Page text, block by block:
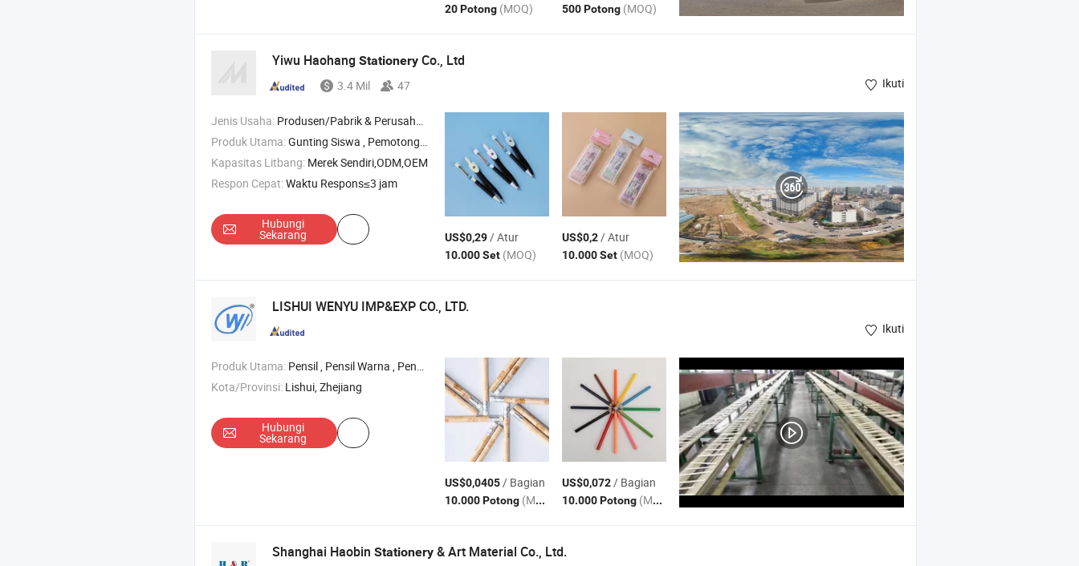
20 Potong (MOQ) 500 Potong (MOQ)
Yiwu Haohang Stationery Co., Ltd
3.4 Mil 47 Ikuti
Jenis Usaha: Produsen/Pabrik & Perusahaan Dagang
Produk Utama:Gunting Siswa , Pemotong Mini
Kapasitas Litbang: Merek Sendiri,ODM,OEM
Respon Cepat:Waktu Respons≤3 jam
Hubungi
Sekarang US$0,29/ Atur
10.000 Set (MOQ)
US$0,2/ Atur
10.000 Set (MOQ)
LISHUI WENYU IMP&EXP CO., LTD.
Ikuti
Produk Utama: Pensil , Pensil Warna , Pensil Garis Kayu Alam , Pensil Hb Kayu , Pensil Karet
Kota/Provinsi: Lishui, Zhejiang
Hubungi
Sekarang
US$0,0405/ Bagian
10.000 Potong (MOQ)
US$0,072/ Bagian
10.000 Potong (MOQ)
Shanghai Haobin Stationery & Art Material Co., Ltd.